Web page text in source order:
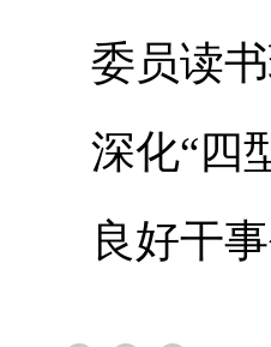
委员读
深化“四
良好干